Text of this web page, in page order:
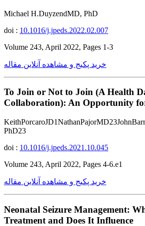
Michael H.DuyzendMD, PhD
doi : 10.1016/j.jpeds.2022.02.007
Volume 243, April 2022, Pages 1-3
خرید پکیج و مشاهده آنلاین مقاله
To Join or Not to Join (A Health
Collaboration): An Opportunity
PhD23
doi : 10.1016/j.jpeds.2021.10.045
Volume 243, April 2022, Pages 4-6.e1
خرید پکیج و مشاهده آنلاین مقاله
Neonatal Seizure Management:
Treatment and Does It Influence